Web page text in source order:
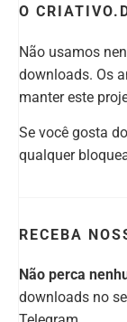
O
Não usamos
downloads. Os
manter este
Se você gosta
qualquer
RECEBA
Não perca
downloads no